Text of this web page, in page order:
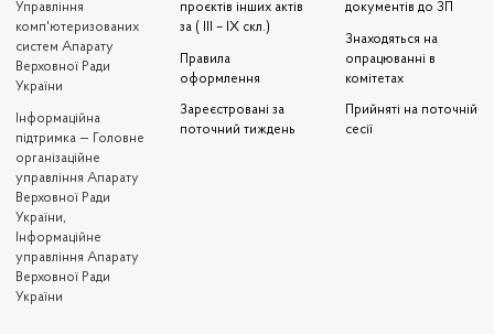
Управління
комп'ютеризованих
систем Апарату
Верховної Ради
України
Iнформаційна
підтримка — Головне
організаційне
управління Апарату
Верховної Ради
України,
Інформаційне
управління Апарату
Верховної Ради
України
проєктів інших актів
за ( III – IX скл.)
Правила
оформлення
Зареєстровані за
поточний тиждень
документів до ЗП
Знаходяться на
опрацюванні в
комітетах
Прийняті на поточній
сесії